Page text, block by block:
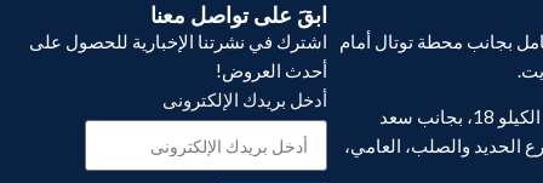
بجانب محطة توتال أمام
فرع أبو يوسف، الكيلو 18، بجانب سعد
الحديد والصلب، العامي،
ابقَ على تواصل معنا
اشترك في نشرتنا الإخبارية للحصول على
أحدث العروض!
أدخل بريدك الإلكترونى